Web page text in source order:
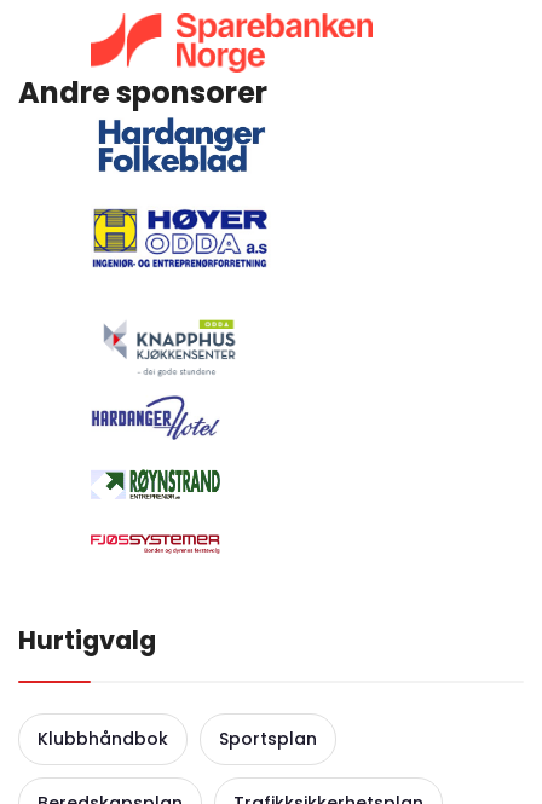
Andre sponsorer
Hurtigvalg
Klubbhåndbok Sportsplan